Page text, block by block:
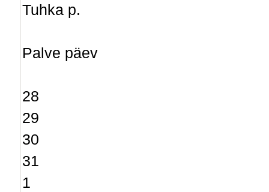
Tuhka p.
Palve päev
28
29
30
31
1